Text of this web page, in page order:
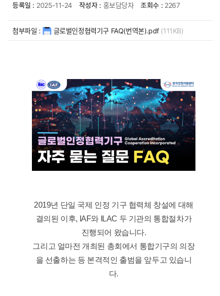
등록일 : 2025-11-24 작성자 : 홍보담당자 조회수 : 2267
첨부파일 : 글로벌인정협력기구 FAQ(번역본).pdf (111KB)
2019년 단일 국제 인정 기구 협력체 창설에 대해
결의된 이후, IAF와 ILAC 두 기관의 통합절차가
진행되어 왔습니다.
그리고 얼마전 개최된 총회에서 통합기구의 의장
을 선출하는 등 본격적인 출범을 앞두고 있습니
다.